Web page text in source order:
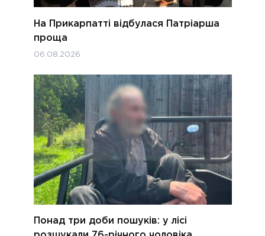
На Прикарпатті відбулася Патріарша
проща
06.08.2026
Понад три доби пошуків: у лісі